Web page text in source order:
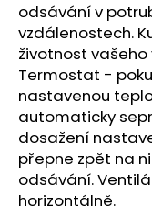
odsávání v
vzdálenostech.
životnost
Termostat -
nastavenou
automaticky
dosažení
přepne zpět na
odsávání.
horizontálně.
p
o
r
u
č
u
j
e
m
e